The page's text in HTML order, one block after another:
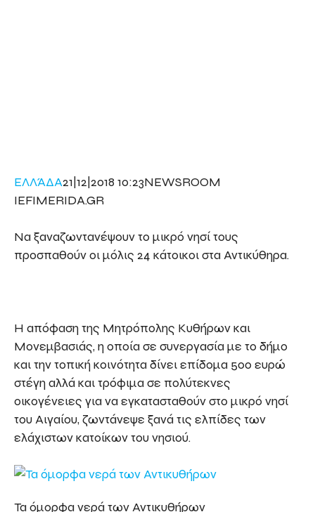
ΕΛΛΆΔΑ21|12|2018 10:23NEWSROOM
IEFIMERIDA.GR
Να ξαναζωντανέψουν το μικρό νησί τους
προσπαθούν οι μόλις 24 κάτοικοι στα Αντικύθηρα.
Η απόφαση της Μητρόπολης Κυθήρων και
Μονεμβασιάς, η οποία σε συνεργασία με το δήμο
και την τοπική κοινότητα δίνει επίδομα 500 ευρώ
στέγη αλλά και τρόφιμα σε πολύτεκνες
οικογένειες για να εγκατασταθούν στο μικρό νησί
του Αιγαίου, ζωντάνεψε ξανά τις ελπίδες των
ελάχιστων κατοίκων του νησιού.
Τα όμορφα νερά των Αντικυθήρων